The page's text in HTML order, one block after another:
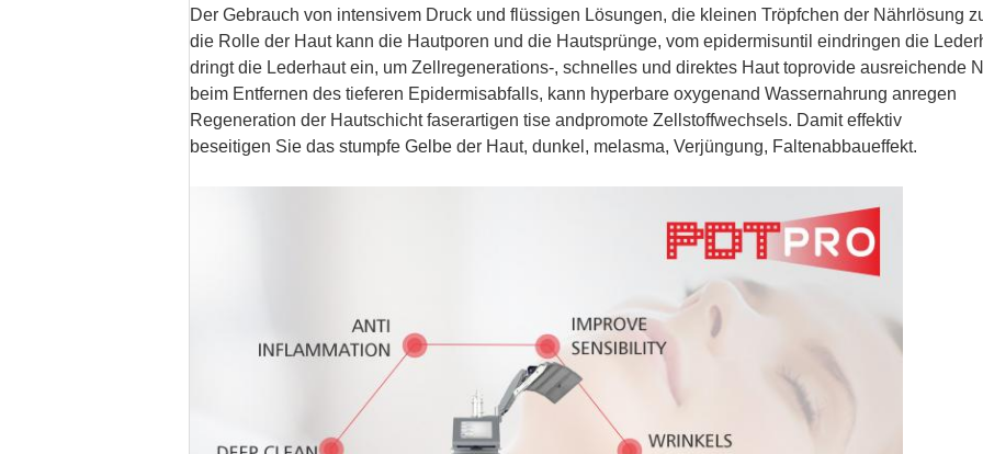
Der Gebrauch von intensivem Druck und flüssigen Lösungen, die kleinen Tröpfchen der Nährlösung
die Rolle der Haut kann die Hautporen und die Hautsprünge, vom epidermisuntil eindringen die
dringt die Lederhaut ein, um Zellregenerations-, schnelles und direktes Haut toprovide ausreichende
beim Entfernen des tieferen Epidermisabfalls, kann hyperbare oxygenand Wassernahrung anregen
Regeneration der Hautschicht faserartigen tise andpromote Zellstoffwechsels. Damit effektiv
beseitigen Sie das stumpfe Gelbe der Haut, dunkel, melasma, Verjüngung, Faltenabbaueffekt.